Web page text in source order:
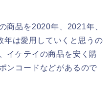
商品を2020年、2021年、
は愛用していくと思うの
イケテイの商品を安く購
ンコードなどがあるので